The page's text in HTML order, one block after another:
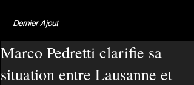
Dernier Ajout
Marco Pedretti clarifie sa
situation entre Lausanne et